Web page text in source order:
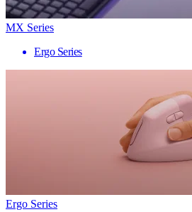
MX Series
Ergo Series
Ergo Series